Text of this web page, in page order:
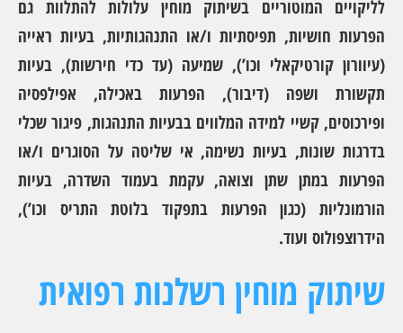
לליקויים המוטוריים בשיתוק מוחין עלולות להתלוות גם
הפרעות חושיות, תפיסתיות ו/או התנהגותיות, בעיות ראייה
(עיוורון קורטיקאלי וכו’), שמיעה (עד כדי חירשות), בעיות
תקשורת ושפה (דיבור), הפרעות באכילה, אפילפסיה
ופירכוסים, קשיי למידה המלווים בבעיות התנהגות, פיגור שכלי
בדרגות שונות, בעיות נשימה, אי שליטה על הסוגרים ו/או
הפרעות במתן שתן וצואה, עקמת בעמוד השדרה, בעיות
הורמונליות (כגון הפרעות בתפקוד בלוטת התריס וכו’),
הידרוצפולוס ועוד.
שיתוק מוחין רשלנות רפואית